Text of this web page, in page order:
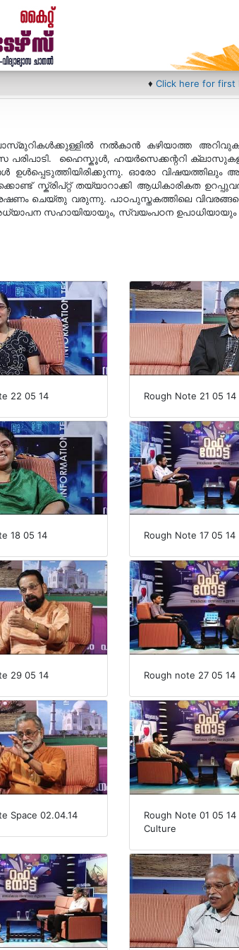
Click here for first bell
നല്‍കാന്‍ കഴിയാത്ത
പരിപാടി. ഹൈസ്കൂള്‍, ഹയര്‍സെക്കന്ററി
ഉള്‍പ്പെടുത്തിയിരിക്കുന്നു. ഓരോ വിഷയത്തിലും
സ്ക്രിപ്റ്റ് തയ്യാറാക്കി ആധികാരികത
ചെയ്തു വരുന്നു. പാഠപുസ്തകത്തിലെ
സഹായിയായും, സ്വയംപഠന
22 05 14 Rough Note 21 05 14
18 05 14 Rough Note 17 05 14
29 05 14 Rough note 27 05 14
Space 02.04.14
Rough Note 01 05
Culture